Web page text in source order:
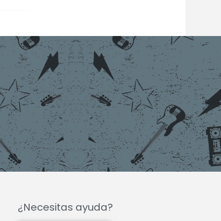
¿Necesitas ayuda?